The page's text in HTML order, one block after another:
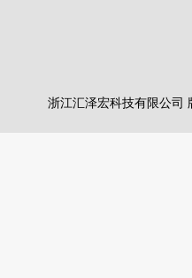
浙江汇泽宏科技有限公司